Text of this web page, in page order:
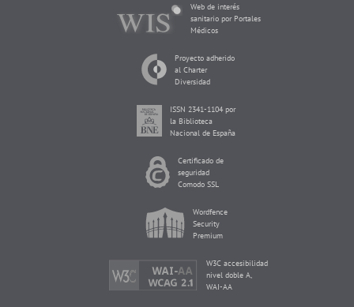
Web de interés
sanitario por Portales
Médicos
Proyecto adherido
al Charter
Diversidad
ISSN 2341-1104 por
la Biblioteca
Nacional de España
Certificado de
seguridad
Comodo SSL
Wordfence
Security
Premium
W3C accesibilidad
nivel doble A,
WAI-AA